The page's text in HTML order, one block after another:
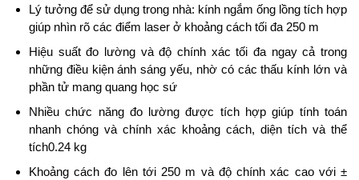
Lý tưởng để sử dụng trong nhà: kính ngắm ống lồng tích hợp
giúp nhìn rõ các điểm laser ở khoảng cách tối đa 250 m
Hiệu suất đo lường và độ chính xác tối đa ngay cả trong
những điều kiện ánh sáng yếu, nhờ có các thấu kính lớn và
phần tử mang quang học sứ
Nhiều chức năng đo lường được tích hợp giúp tính toán
nhanh chóng và chính xác khoảng cách, diện tích và thể
tích0.24 kg
Khoảng cách đo lên tới 250 m và độ chính xác cao với ±